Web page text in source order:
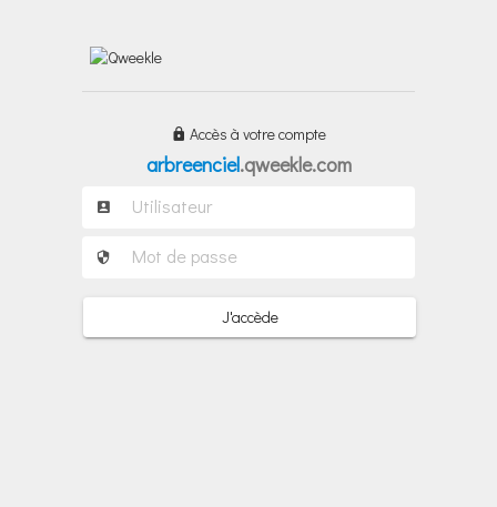
Accès à votre compte
arbreenciel.qweekle.com
J'accède